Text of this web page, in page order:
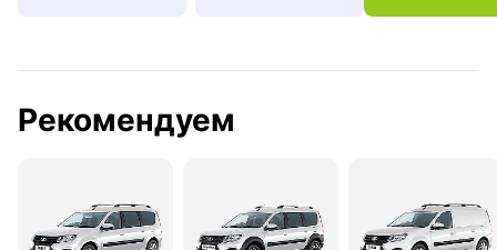
Рекомендуем